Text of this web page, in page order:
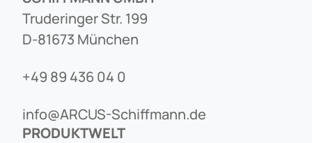
Truderinger Str. 199
D-81673 München
+49 89 436 04 0
info@ARCUS-Schiffmann.de
PRODUKTWELT